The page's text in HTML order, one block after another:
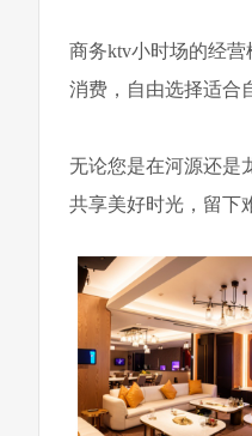
商务ktv小时场的经
消费，自由选择适合
无论您是在河源还是
共享美好时光，留下